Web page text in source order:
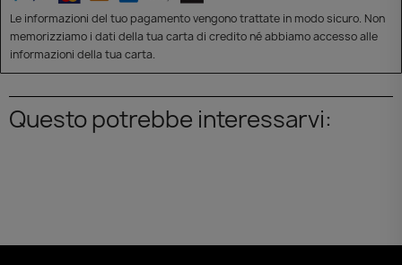
Le informazioni del tuo pagamento vengono trattate in modo sicuro. Non
memorizziamo i dati della tua carta di credito né abbiamo accesso alle
informazioni della tua carta.
Questo potrebbe interessarvi: